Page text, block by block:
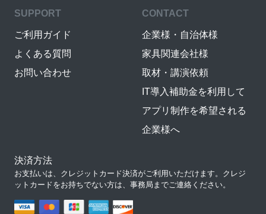
SUPPORT
ご利用ガイド
よくある質問
お問い合わせ
CONTACT
企業様・自治体様
家具関連会社様
取材・講演依頼
IT導入補助金を利用して
アプリ制作を希望される
企業様へ
決済方法
お支払いは、クレジットカード決済がご利用いただけます。クレジ
ットカードをお持ちでない方は、事務局までご連絡ください。